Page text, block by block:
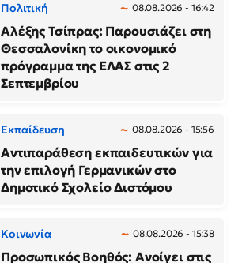
Πολιτική 08.08.2026 - 16:42
Αλέξης Τσίπρας: Παρουσιάζει στη
Θεσσαλονίκη το οικονομικό
πρόγραμμα της ΕΛΑΣ στις 2
Σεπτεμβρίου
Εκπαίδευση 08.08.2026 - 15:56
Αντιπαράθεση εκπαιδευτικών για
την επιλογή Γερμανικών στο
Δημοτικό Σχολείο Διστόμου
Κοινωνία 08.08.2026 - 15:38
Προσωπικός Βοηθός: Ανοίγει στις